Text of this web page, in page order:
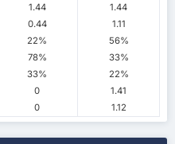
1.44
1.44
0.44
1.11
22%
56%
78%
33%
33%
22%
0
1.41
0 1.12